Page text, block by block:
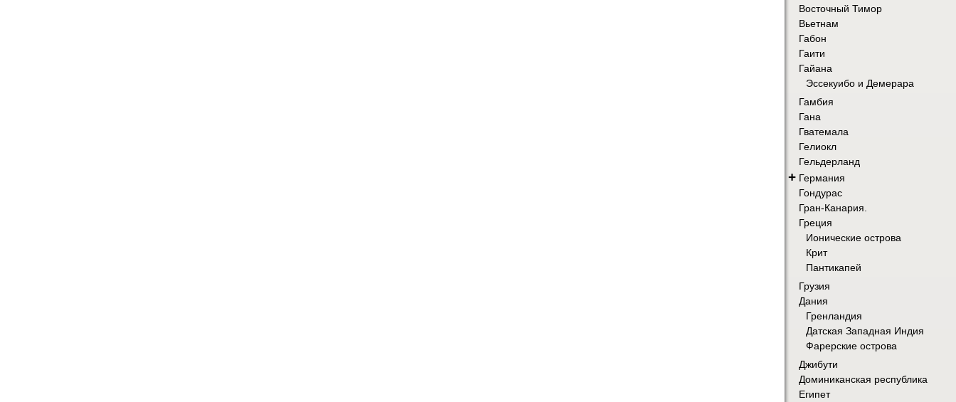
Восточный Тимор
Вьетнам
Габон
Гаити
Гайана
Эссекуибо и Демерара
Гамбия
Гана
Гватемала
Гелиокл
Гельдерланд
+ Германия
Гондурас
Гран-Канария.
Греция
Ионические острова
Крит
Пантикапей
Грузия
Дания
Гренландия
Датская Западная Индия
Фарерские острова
Джибути
Доминиканская республика
Египет